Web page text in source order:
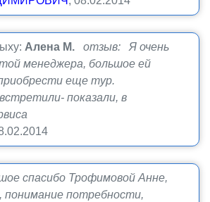
Алена М.
отзыв: Я очень
менеджера, большое ей
еще тур.
показали, в
спасибо Трофимовой Анне,
понимание потребности,